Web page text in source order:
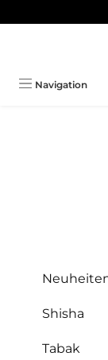
Navigation
Shisha
Tabak